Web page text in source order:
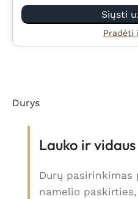
Siųsti
Pradėti
Durys
Lauko ir
Durų pasirinkimas
namelio